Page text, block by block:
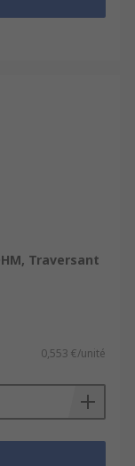
Traversant
0,553 €/unité